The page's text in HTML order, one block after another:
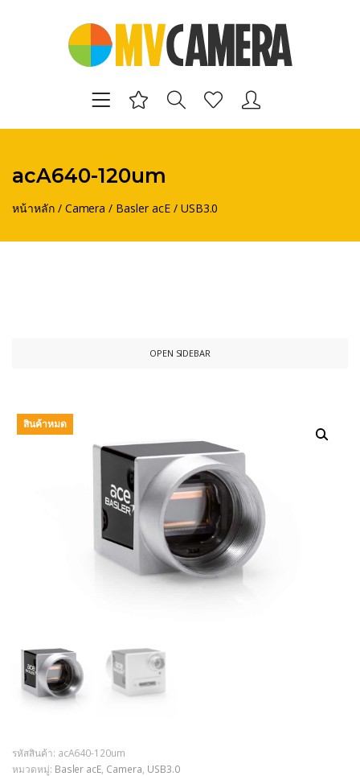
acA640-120um
หน้าหลัก/ Camera / Basler acE/ USB3.0
OPEN SIDEBAR
สินค้าหมด
รหัสสินค้า: acA640-120um
หมวดหมู่: Basler acE Camera USB3.0